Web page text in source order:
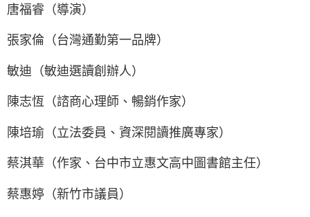
唐福睿（導演）
張家倫（台灣通勤第一品牌）
敏迪（敏迪選讀創辦人）
陳志恆（諮商心理師、暢銷作家）
陳培瑜（立法委員、資深閱讀推廣專家）
蔡淇華（作家、台中市立惠文高中圖書館主任）
蔡惠婷（新竹市議員）